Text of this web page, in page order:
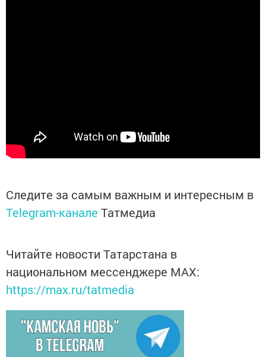
Следите за самым важным и интересным в
Telegram-канале Татмедиа
Читайте новости Татарстана в
национальном мессенджере MАХ:
https://max.ru/tatmedia